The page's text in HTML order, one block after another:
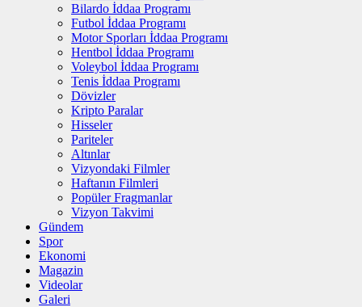
Bilardo İddaa Programı
Futbol İddaa Programı
Motor Sporları İddaa Programı
Hentbol İddaa Programı
Voleybol İddaa Programı
Tenis İddaa Programı
Dövizler
Kripto Paralar
Hisseler
Pariteler
Altınlar
Vizyondaki Filmler
Haftanın Filmleri
Popüler Fragmanlar
Vizyon Takvimi
Gündem
Spor
Ekonomi
Magazin
Videolar
Galeri